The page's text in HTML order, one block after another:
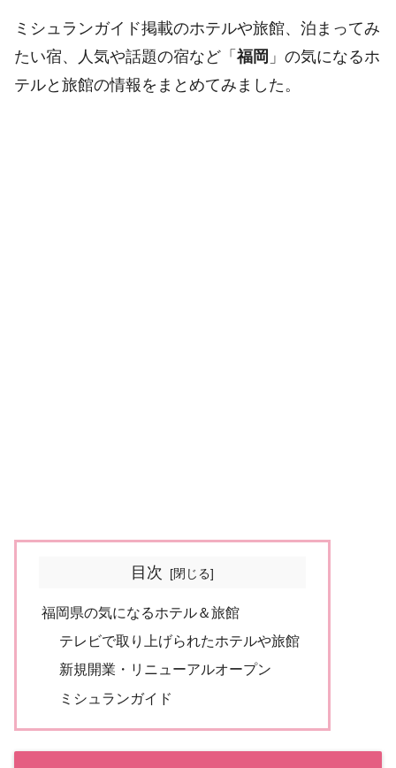
ミシュランガイド掲載のホテルや旅館、泊まってみ
たい宿、人気や話題の宿など「 福岡 」の気になるホ
テルと旅館の情報をまとめてみました。
目次
福岡県の気になるホテル＆旅館
テレビで取り上げられたホテルや旅館
新規開業・リニューアルオープン
ミシュランガイド